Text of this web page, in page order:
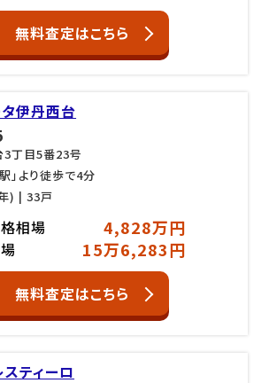
無料査定はこちら
タ伊丹西台
丁目5番23号
」より徒歩で4分
) | 33戸
相場 4,828万円
15万6,283円
無料査定はこちら
ティーロ